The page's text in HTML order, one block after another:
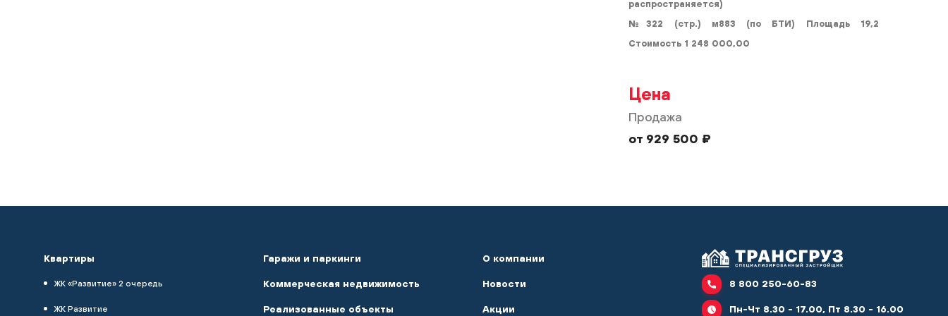
распространяется)
№322 (стр.) м883 (по БТИ) Площадь 19,2
Стоимость 1 248 000,00
Цена
Продажа
от 929 500 ₽
Квартиры
ЖК «Развитие» 2 очередь
ЖК Развитие
Гаражи и паркинги
Коммерческая недвижимость
Реализованные объекты
О компании
Новости
Акции
8 800 250-60-83
Пн-Чт 8.30 - 17.00, Пт 8.30 - 16.00